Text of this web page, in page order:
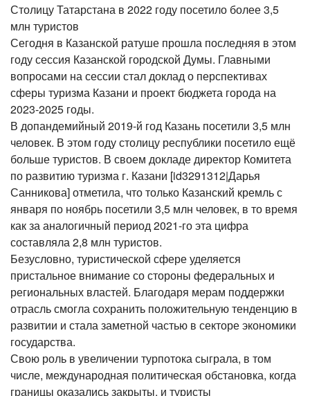
Столицу Татарстана в 2022 году посетило более 3,5
млн туристов
Сегодня в Казанской ратуше прошла последняя в этом
году сессия Казанской городской Думы. Главными
вопросами на сессии стал доклад о перспективах
сферы туризма Казани и проект бюджета города на
2023-2025 годы.
В допандемийный 2019-й год Казань посетили 3,5 млн
человек. В этом году столицу республики посетило ещё
больше туристов. В своем докладе директор Комитета
по развитию туризма г. Казани [id3291312|Дарья
Санникова] отметила, что только Казанский кремль с
января по ноябрь посетили 3,5 млн человек, в то время
как за аналогичный период 2021-го эта цифра
составляла 2,8 млн туристов.
Безусловно, туристической сфере уделяется
пристальное внимание со стороны федеральных и
региональных властей. Благодаря мерам поддержки
отрасль смогла сохранить положительную тенденцию в
развитии и стала заметной частью в секторе экономики
государства.
Свою роль в увеличении турпотока сыграла, в том
числе, международная политическая обстановка, когда
границы оказались закрыты, и туристы